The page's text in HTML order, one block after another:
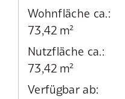
Wohnfläche ca.:
73,42 m²
Nutzfläche ca.:
73,42 m²
Verfügbar ab: